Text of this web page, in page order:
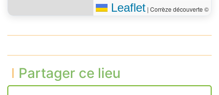
Leaflet | Corrèze découverte ©
Partager ce lieu